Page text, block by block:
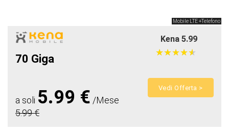
Mobile LTE +Telefono
Kena 5.99
70 Giga
★★★★★
★★★★★
a soli 5.99 € /Mese
5.99 €
Vedi Offerta >